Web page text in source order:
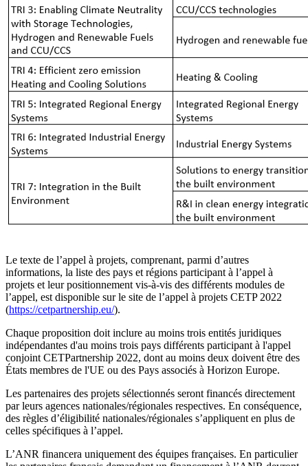
Le texte de l’appel à projets, comprenant, parmi d’autres
informations, la liste des pays et régions participant à l’appel à
projets et leur positionnement vis-à-vis des différents modules de
l’appel, est disponible sur le site de l’appel à projets CETP 2022
(https://cetpartnership.eu/).
Chaque proposition doit inclure au moins trois entités juridiques
indépendantes d'au moins trois pays différents participant à l'appel
conjoint CETPartnership 2022, dont au moins deux doivent être des
États membres de l'UE ou des Pays associés à Horizon Europe.
Les partenaires des projets sélectionnés seront financés directement
par leurs agences nationales/régionales respectives. En conséquence,
des règles d’éligibilité nationales/régionales s’appliquent en plus de
celles spécifiques à l’appel.
L’ANR financera uniquement des équipes françaises. En particulier